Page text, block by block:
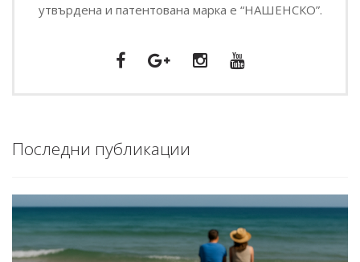
утвърдена и патентована марка е “НАШЕНСКО”.
Последни публикации